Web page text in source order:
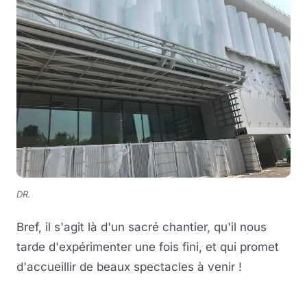
DR.
Bref, il s'agit là d'un sacré chantier, qu'il nous
tarde d'expérimenter une fois fini, et qui promet
d'accueillir de beaux spectacles à venir !